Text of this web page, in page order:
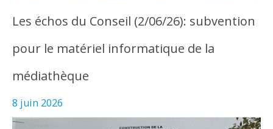
Les échos du Conseil (2/06/26): subvention
pour le matériel informatique de la
médiathèque
8 juin 2026